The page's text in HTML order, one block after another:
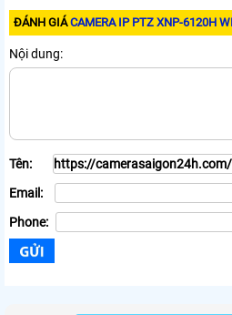
ĐÁNH GIÁCAMERA IP PTZ XNP-6120H
Nội dung:
Tên:
Email:
Phone: